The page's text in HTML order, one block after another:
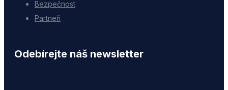
Bezpečnost
Partneři
Odebírejte náš newsletter